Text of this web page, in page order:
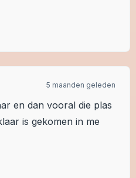
5 maanden geleden
en dan vooral die plas
is gekomen in me